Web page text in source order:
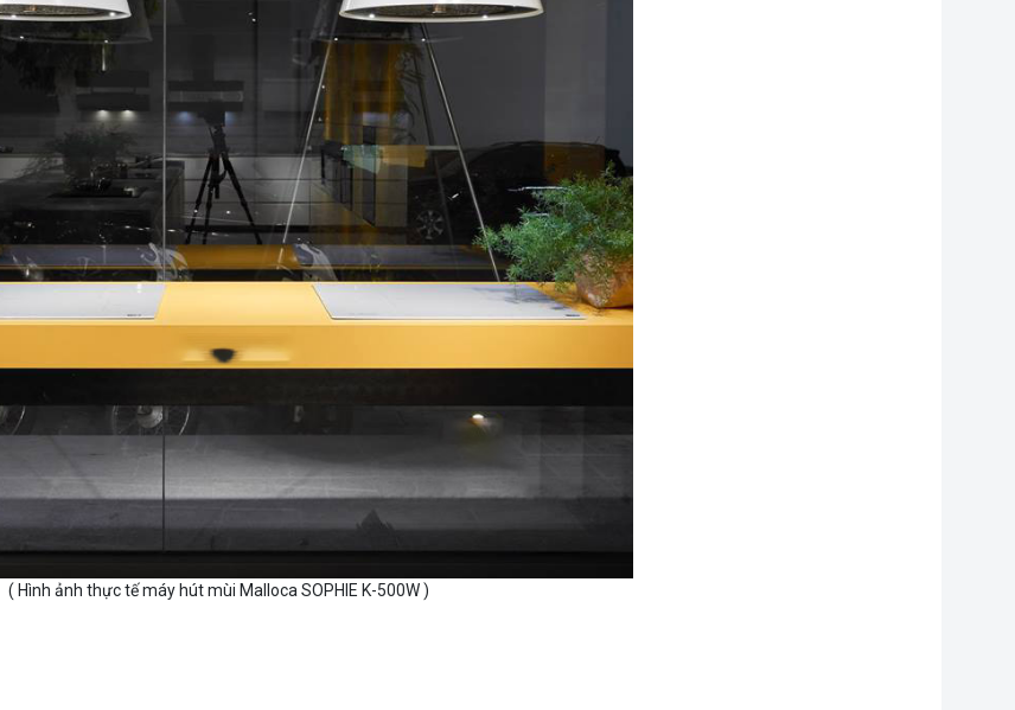
( Hình ảnh thực tế máy hút mùi Malloca SOPHIE K-500W )